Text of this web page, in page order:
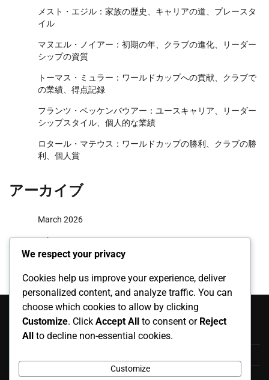
メスト・エジル：家族の歴史、キャリアの道、プレースタ
イル
マヌエル・ノイアー：初期の年、クラブの進化、リーダー
シップの資質
トーマス・ミュラー：ワールドカップへの貢献、クラブで
の業績、得点記録
フランツ・ベッケンバウアー：ユースキャリア、リーダー
シップスタイル、個人的な業績
ロタール・マテウス：ワールドカップの勝利、クラブの勝
利、個人賞
アーカイブ
March 2026
February 2026
カテゴリ
ドイツのサッカー選手の伝記
ドイツサッカー選手のキャリアハイライト
We respect your privacy
Cookies help us improve your experience, deliver
personalized content, and analyze traffic. You can
choose which cookies to allow by clicking
Customize. Click Accept All to consent or Reject
All to decline non-essential cookies.
Customize